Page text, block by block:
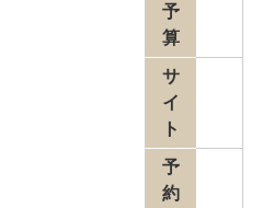
予
算
サ
イ
ト
予
約